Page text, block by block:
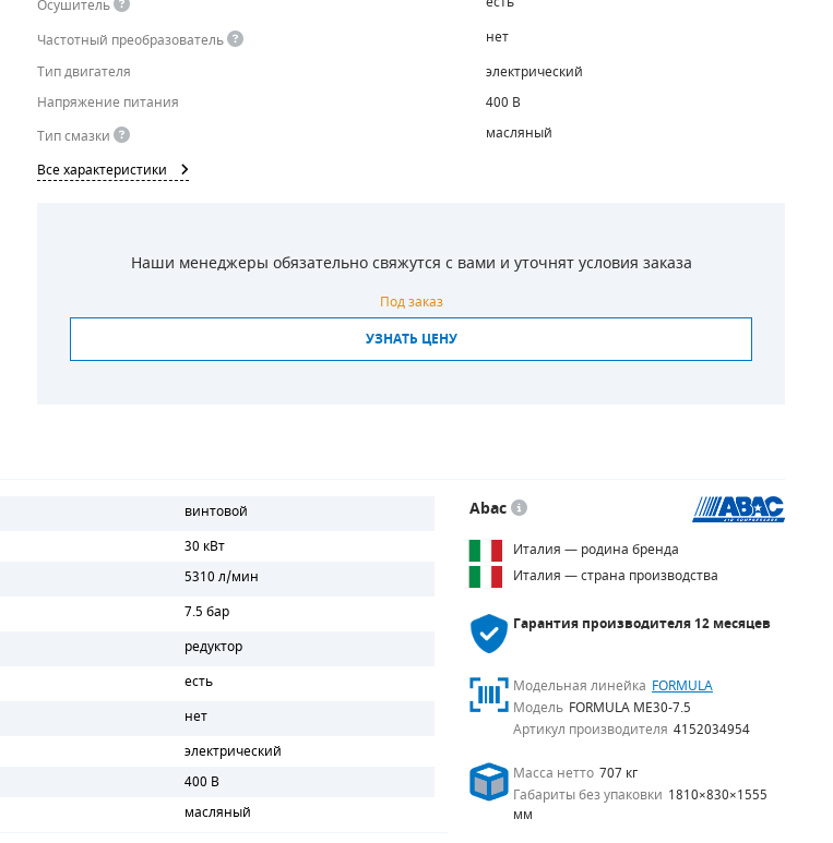
Осушитель
Частотный преобразователь
нет
Тип двигателя
электрический
Напряжение питания
400 В
Тип смазки
масляный
Все характеристики
Наши менеджеры обязательно свяжутся с вами и уточнят условия заказа
Под заказ
УЗНАТЬ ЦЕНУ
винтовой
30 кВт
5310 л/мин
7.5 бар
редуктор
есть
нет
электрический
400 В
масляный
Abac
Италия — родина бренда
Италия — страна производства
Гарантия производителя12 месяцев
Модельная линейка FORMULA
Модель FORMULA ME30-7.5
Артикул производителя 4152034954
Масса нетто 707 кг
Габариты без упаковки 1810×830×1555
мм